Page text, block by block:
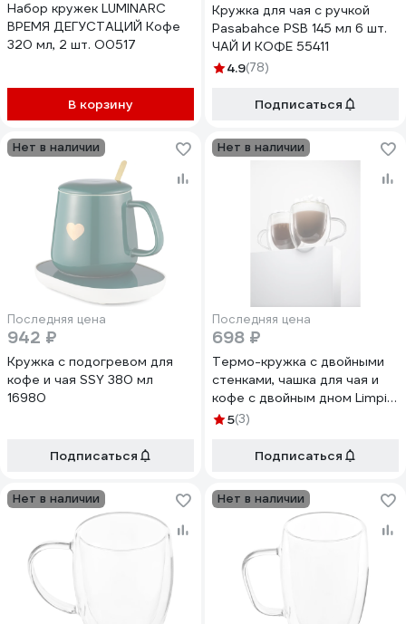
Набор кружек LUMINARC
ВРЕМЯ ДЕГУСТАЦИЙ Кофе
320 мл, 2 шт. O0517
В корзину
Кружка для чая с ручкой
Pasabahce PSB 145 мл 6 шт.
ЧАЙ И КОФЕ 55411
4.9(78)
Подписаться
Нет в наличии
Последняя цена
942 ₽
Кружка с подогревом для
кофе и чая SSY 380 мл
16980
Подписаться
Нет в наличии
Последняя цена
698 ₽
Термо-кружка с двойными
стенками, чашка для чая и
кофе с двойным дном Limpid
Side 2 шт., 250 мл Z0111
5(3)
Подписаться
Нет в наличии Нет в наличии